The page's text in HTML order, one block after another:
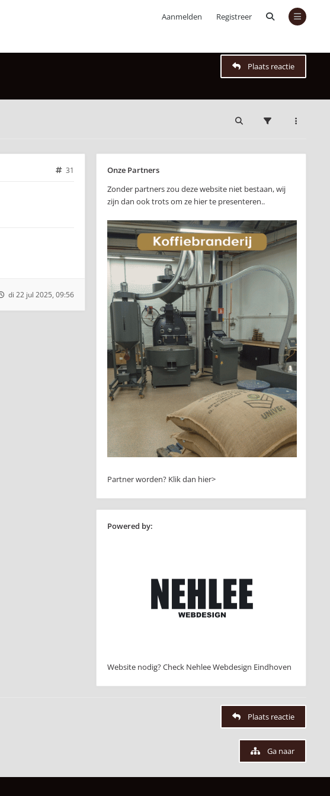
Aanmelden Registreer
Plaats reactie
31
di 22 jul 2025, 09:56
Onze Partners
Zonder partners zou deze website niet bestaan, wij
zijn dan ook trots om ze hier te presenteren..
Partner worden? Klik dan hier>
Powered by:
Website nodig? Check Nehlee Webdesign Eindhoven
Plaats reactie
Ga naar